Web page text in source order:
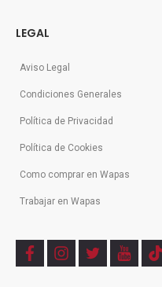
LEGAL
Aviso Legal
Condiciones Generales
Política de Privacidad
Política de Cookies
Como comprar en Wapas
Trabajar en Wapas
f
a
i
n
t
w
y
o
t
i